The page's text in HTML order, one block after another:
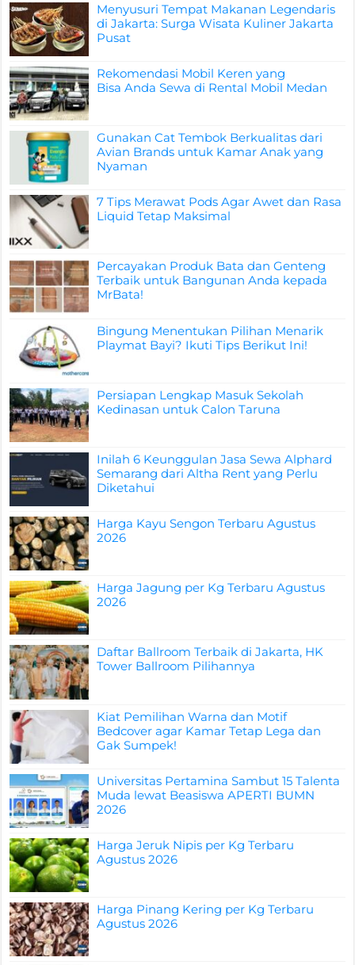
Menyusuri Tempat Makanan Legendaris
di Jakarta: Surga Wisata Kuliner Jakarta
Pusat
Rekomendasi Mobil Keren yang
Bisa Anda Sewa di Rental Mobil Medan
Gunakan Cat Tembok Berkualitas dari
Avian Brands untuk Kamar Anak yang
Nyaman
7 Tips Merawat Pods Agar Awet dan Rasa
Liquid Tetap Maksimal
Percayakan Produk Bata dan Genteng
Terbaik untuk Bangunan Anda kepada
MrBata!
Bingung Menentukan Pilihan Menarik
Playmat Bayi? Ikuti Tips Berikut Ini!
Persiapan Lengkap Masuk Sekolah
Kedinasan untuk Calon Taruna
Inilah 6 Keunggulan Jasa Sewa Alphard
Semarang dari Altha Rent yang Perlu
Diketahui
Harga Kayu Sengon Terbaru Agustus
2026
Harga Jagung per Kg Terbaru Agustus
2026
Daftar Ballroom Terbaik di Jakarta, HK
Tower Ballroom Pilihannya
Kiat Pemilihan Warna dan Motif
Bedcover agar Kamar Tetap Lega dan
Gak Sumpek!
Universitas Pertamina Sambut 15 Talenta
Muda lewat Beasiswa APERTI BUMN
2026
Harga Jeruk Nipis per Kg Terbaru
Agustus 2026
Harga Pinang Kering per Kg Terbaru
Agustus 2026